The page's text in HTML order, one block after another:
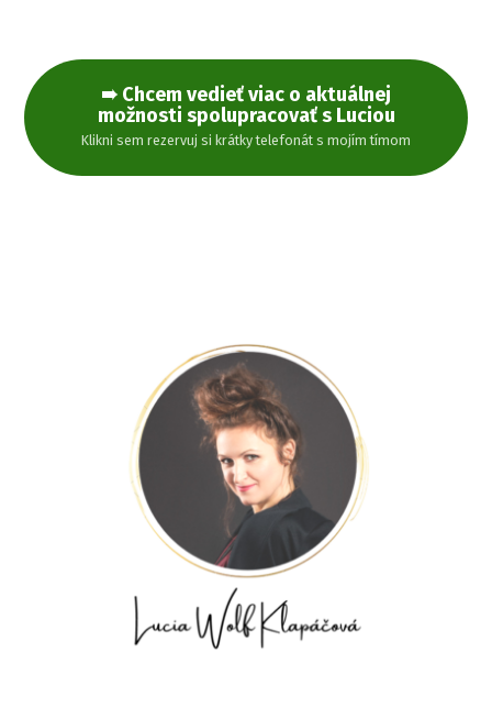
➠ Chcem vedieť viac o aktuálnej
možnosti spolupracovať s Luciou
Klikni sem rezervuj si krátky telefonát s mojím tímom